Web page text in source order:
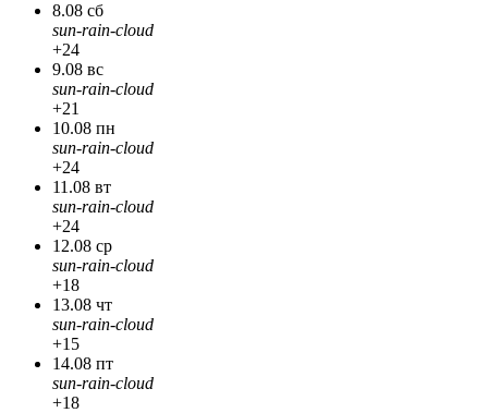
8.08 сб
sun-rain-cloud
+24
9.08 вс
sun-rain-cloud
+21
10.08 пн
sun-rain-cloud
+24
11.08 вт
sun-rain-cloud
+24
12.08 ср
sun-rain-cloud
+18
13.08 чт
sun-rain-cloud
+15
14.08 пт
sun-rain-cloud
+18